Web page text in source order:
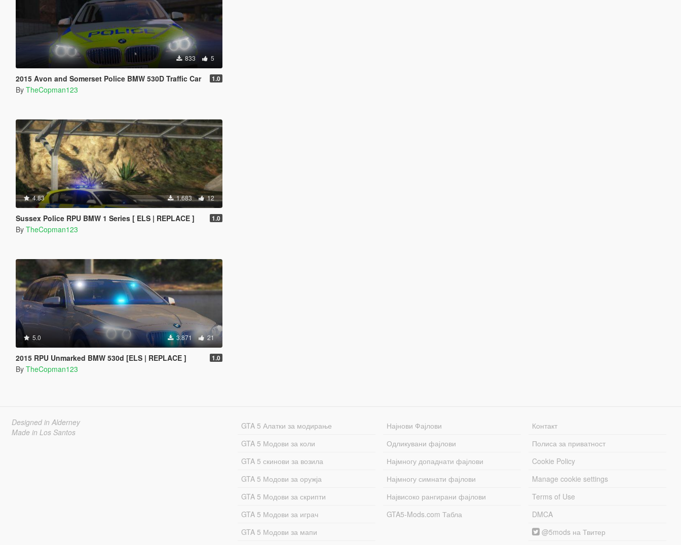
833 5
2015 Avon and Somerset Police BMW 530D Traffic Car 1.0
By TheCopman123
4.83 1.683 12
Sussex Police RPU BMW 1 Series [ ELS | REPLACE ] 1.0
By TheCopman123
5.0 3.871 21
2015 RPU Unmarked BMW 530d [ELS | REPLACE ] 1.0
By TheCopman123
Designed in Alderney
Made in Los Santos
GTA 5 Алатки за модирање
GTA 5 Модови за коли
GTA 5 скинови за возила
GTA 5 Модови за оружја
GTA 5 Модови за скрипти
GTA 5 Модови за играч
GTA 5 Модови за мапи
Најнови Фајлови
Одликувани фајлови
Најмногу допаднати фајлови
Најмногу симнати фајлови
Највисоко рангирани фајлови
GTA5-Mods.com Табла
Контакт
Полиса за приватност
Cookie Policy
Manage cookie settings
Terms of Use
DMCA
@5mods на Твитер